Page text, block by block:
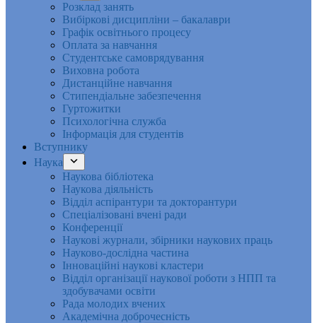
Розклад занять
Вибіркові дисципліни – бакалаври
Графік освітнього процесу
Оплата за навчання
Студентське самоврядування
Виховна робота
Дистанційне навчання
Стипендіальне забезпечення
Гуртожитки
Психологічна служба
Інформація для студентів
Вступнику
Наука
Наукова бібліотека
Наукова діяльність
Відділ аспірантури та докторантури
Спеціалізовані вчені ради
Конференції
Наукові журнали, збірники наукових праць
Науково-дослідна частина
Інноваційні наукові кластери
Відділ організації наукової роботи з НПП та
здобувачами освіти
Рада молодих вчених
Академічна доброчесність